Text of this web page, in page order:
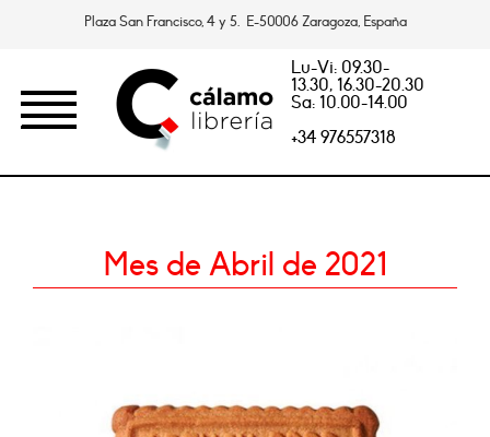
Plaza San Francisco, 4 y 5. E-50006 Zaragoza, España
Lu-Vi: 09.30-
13.30, 16.30-20.30
Sa: 10.00-14.00
+34 976557318
Mes de Abril de 2021